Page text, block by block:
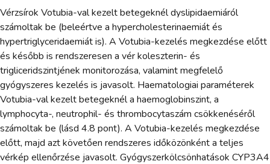
Vérzsírok Votubia-val kezelt betegeknél dyslipidaemiáról
számoltak be (beleértve a hypercholesterinaemiát és
hypertriglyceridaemiát is). A Votubia-kezelés megkezdése előtt
és később is rendszeresen a vér koleszterin- és
trigliceridszintjének monitorozása, valamint megfelelő
gyógyszeres kezelés is javasolt. Haematologiai paraméterek
Votubia-val kezelt betegeknél a haemoglobinszint, a
lymphocyta-, neutrophil- és thrombocytaszám csökkenéséről
számoltak be (lásd 4.8 pont). A Votubia-kezelés megkezdése
előtt, majd azt követően rendszeres időközönként a teljes
vérkép ellenőrzése javasolt. Gyógyszerkölcsönhatások CYP3A4